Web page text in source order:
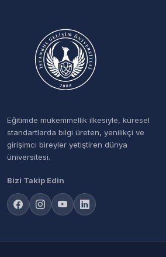
Eğitimde mükemmellik ilkesiyle, küresel
standartlarda bilgi üreten, yenilikçi ve
girişimci bireyler yetiştiren dünya
üniversitesi.
Bizi Takip Edin